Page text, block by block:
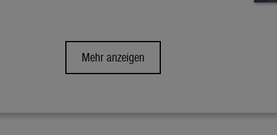
Mehr anzeigen